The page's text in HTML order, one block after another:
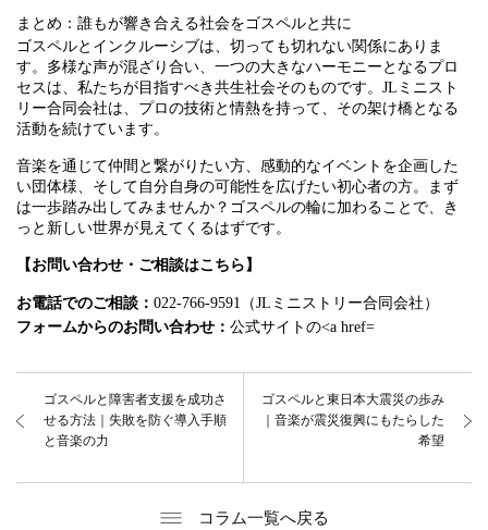
まとめ：誰もが響き合える社会をゴスペルと共に
ゴスペルとインクルーシブは、切っても切れない関係にありま
す。多様な声が混ざり合い、一つの大きなハーモニーとなるプロ
セスは、私たちが目指すべき共生社会そのものです。JLミニスト
リー合同会社は、プロの技術と情熱を持って、その架け橋となる
活動を続けています。
音楽を通じて仲間と繋がりたい方、感動的なイベントを企画した
い団体様、そして自分自身の可能性を広げたい初心者の方。まず
は一歩踏み出してみませんか？ゴスペルの輪に加わることで、き
っと新しい世界が見えてくるはずです。
【お問い合わせ・ご相談はこちら】
お電話でのご相談： 022-766-9591（JLミニストリー合同会社）
フォームからのお問い合わせ： 公式サイトの<a href=
ゴスペルと障害者支援を成功さ
せる方法｜失敗を防ぐ導入手順
と音楽の力
ゴスペルと東日本大震災の歩み
｜音楽が震災復興にもたらした
希望
コラム一覧へ戻る